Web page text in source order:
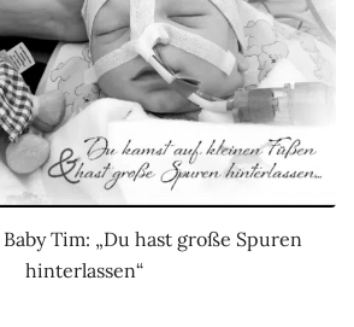
Tim: „Du hast große Spuren
hinterlassen“